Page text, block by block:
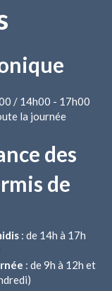
/ 14h00 - 17h00
la journée
des
de
: de 14h à 17h
: de 9h à 12h et